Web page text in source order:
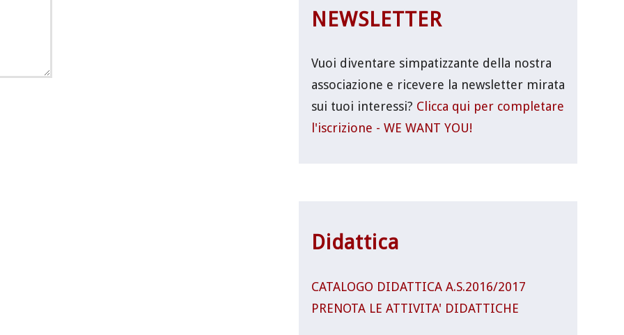
NEWSLETTER
Vuoi diventare simpatizzante della nostra
associazione e ricevere la newsletter mirata
sui tuoi interessi? Clicca qui per completare
l'iscrizione - WE WANT YOU!
Didattica
CATALOGO DIDATTICA A.S.2016/2017
PRENOTA LE ATTIVITA' DIDATTICHE